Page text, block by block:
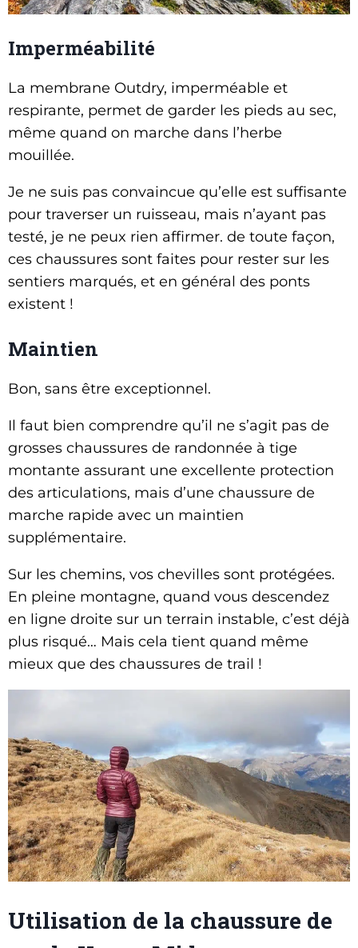
Imperméabilité
La membrane Outdry, imperméable et
respirante, permet de garder les pieds au sec,
même quand on marche dans l’herbe
mouillée.
Je ne suis pas convaincue qu’elle est suffisante
pour traverser un ruisseau, mais n’ayant pas
testé, je ne peux rien affirmer. de toute façon,
ces chaussures sont faites pour rester sur les
sentiers marqués, et en général des ponts
existent !
Maintien
Bon, sans être exceptionnel.
Il faut bien comprendre qu’il ne s’agit pas de
grosses chaussures de randonnée à tige
montante assurant une excellente protection
des articulations, mais d’une chaussure de
marche rapide avec un maintien
supplémentaire.
Sur les chemins, vos chevilles sont protégées.
En pleine montagne, quand vous descendez
en ligne droite sur un terrain instable, c’est déjà
plus risqué… Mais cela tient quand même
mieux que des chaussures de trail !
Utilisation de la chaussure de